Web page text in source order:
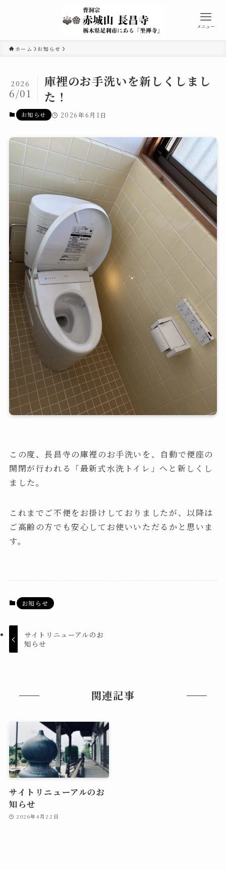
メニュー
ホーム お知らせ
庫裡のお手洗いを新しくしまし
た！
2026
6/01
お知らせ 2026年6月1日
この度、長昌寺の庫裡のお手洗いを、自動で便座の
開閉が行われる「最新式水洗トイレ」へと新しくし
ました。
これまでご不便をお掛けしておりましたが、以降は
ご高齢の方でも安心してお使いいただるかと思いま
す。
お知らせ
サイトリニューアルのお
知らせ
関連記事
サイトリニューアルのお
知らせ
2026年4月22日